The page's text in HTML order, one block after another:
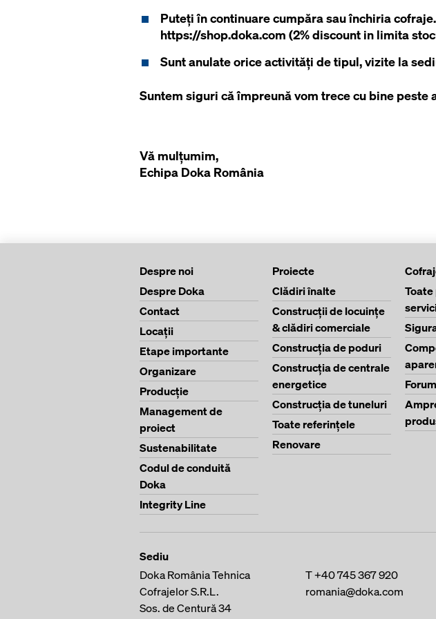
Puteți în continuare cumpăra sau închiria
https://shop.doka.com (2% discount in limita
Sunt anulate orice activități de tipul, vizite la
Suntem siguri că împreună vom trece cu bine peste
Vă mulțumim,
Echipa Doka România
Despre noi
Despre Doka
Contact
Locaţii
Etape importante
Organizare
Producţie
Management de
proiect
Sustenabilitate
Codul de conduită
Doka
Integrity Line
Proiecte
Clădiri înalte
Construcţii de locuinţe
& clădiri comerciale
Construcţia de poduri
Construcţia de centrale
energetice
Construcţia de tuneluri
Toate referinţele
Renovare
Sediu
Doka România Tehnica
Cofrajelor S.R.L.
Sos. de Centură 34
T+40 745 367 920
romania@doka.com